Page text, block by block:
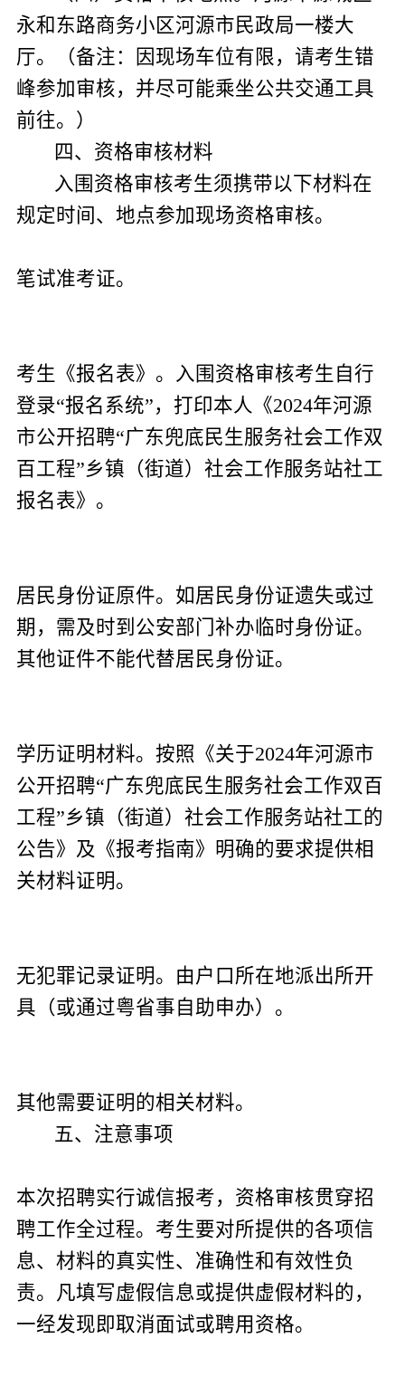
永和东路商务小区河源市民政局一楼大
厅。（备注：因现场车位有限，请考生错
峰参加审核，并尽可能乘坐公共交通工具
前往。）
四、 资格审核材料
入围资格审核考生须携带以下材料在
规定时间、地点参加现场资格审核。
笔试准考证。
考生《报名表》。
入围资格审核考生自行
登录“报名系统”，打印本人《2024年河源
市公开招聘“广东兜底民生服务社会工作双
百工程”乡镇（街道）社会工作服务站社工
报名表》。
居民身份证原件。 如居民身份证遗失或过
期，需及时到公安部门补办临时身份证。
其他证件不能代替居民身份证。
学历证明材料。 按照《关于2024年河源市
公开招聘“广东兜底民生服务社会工作双百
工程”乡镇（街道）社会工作服务站社工的
公告》及《报考指南》明确的要求提供相
关材料证明。
无犯罪记录证明。 由户口所在地派出所开
具（或通过粤省事自助申办）。
其他需要证明的相关材料。
五、注意事项
本次招聘实行诚信报考，资格审核贯穿招
聘工作全过程。考生要对所提供的各项信
息、材料的真实性、准确性和有效性负
责。凡填写虚假信息或提供虚假材料的，
一经发现即取消面试或聘用资格。